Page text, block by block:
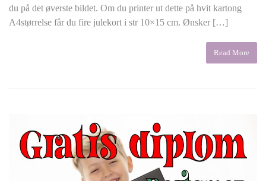
du på det øverste bildet. Om du printer ut dette på hvit kartong
A4størrelse får du fire julekort i str 10×15 cm. Ønsker […]
Read More